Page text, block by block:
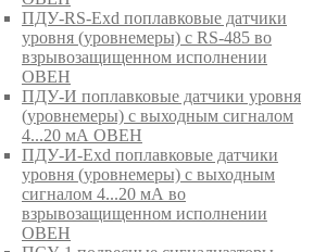
ПДУ-RS-Exd поплавковые датчики
уровня (уровнемеры) с RS-485 во
взрывозащищенном исполнении
ОВЕН
ПДУ-И поплавковые датчики уровня
(уровнемеры) с выходным сигналом
4...20 мА ОВЕН
ПДУ-И-Exd поплавковые датчики
уровня (уровнемеры) с выходным
сигналом 4...20 мА во
взрывозащищенном исполнении
ОВЕН